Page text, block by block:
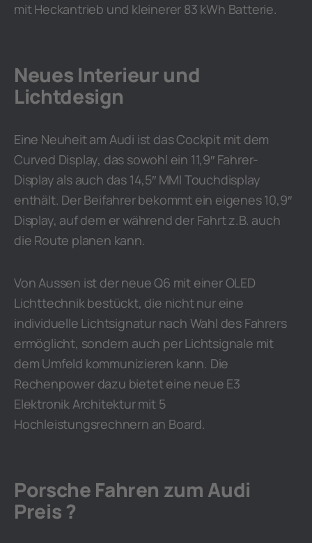
mit Heckantrieb und kleinerer 83 kWh Batterie.
Neues Interieur und
Lichtdesign
Eine Neuheit am Audi ist das Cockpit mit dem
Curved Display, das sowohl ein 11,9″ Fahrer-
Display als auch das 14,5″ MMI Touchdisplay
enthält. Der Beifahrer bekommt ein eigenes 10,9″
Display, auf dem er während der Fahrt z.B. auch
die Route planen kann.
Von Aussen ist der neue Q6 mit einer OLED
Lichttechnik bestückt, die nicht nur eine
individuelle Lichtsignatur nach Wahl des Fahrers
ermöglicht, sondern auch per Lichtsignale mit
dem Umfeld kommunizieren kann. Die
Rechenpower dazu bietet eine neue E3
Elektronik Architektur mit 5
Hochleistungsrechnern an Board.
Porsche Fahren zum Audi
Preis ?